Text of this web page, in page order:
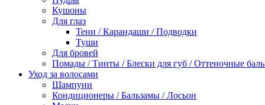
Кушоны
Для глаз
Тени / Карандаши / Подводки
Туши
Для бровей
Помады / Тинты / Блески для губ / Оттеночные
Уход за волосами
Шампуни
Кондиционеры / Бальзамы / Лосьон